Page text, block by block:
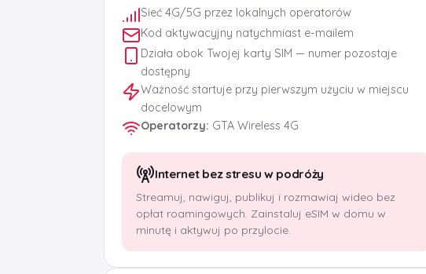
Sieć 4G/5G przez lokalnych operatorów
Kod aktywacyjny natychmiast e-mailem
Działa obok Twojej karty SIM — numer pozostaje
dostępny
Ważność startuje przy pierwszym użyciu w miejscu
docelowym
Operatorzy: GTA Wireless 4G
Internet bez stresu w podróży
Streamuj, nawiguj, publikuj i rozmawiaj wideo bez
opłat roamingowych. Zainstaluj eSIM w domu w
minutę i aktywuj po przylocie.